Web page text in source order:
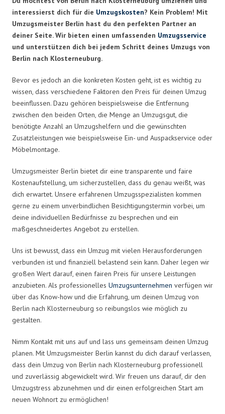
interessierst dich für die Umzugskosten? Kein Problem! Mit
Umzugsmeister Berlin hast du den perfekten Partner an
deiner Seite. Wir bieten einen umfassenden Umzugsservice
und unterstützen dich bei jedem Schritt deines Umzugs von
Berlin nach Klosterneuburg.
Bevor es jedoch an die konkreten Kosten geht, ist es wichtig zu
wissen, dass verschiedene Faktoren den Preis für deinen Umzug
beeinflussen. Dazu gehören beispielsweise die Entfernung
zwischen den beiden Orten, die Menge an Umzugsgut, die
benötigte Anzahl an Umzugshelfern und die gewünschten
Zusatzleistungen wie beispielsweise Ein- und Auspackservice oder
Möbelmontage.
Umzugsmeister Berlin bietet dir eine transparente und faire
Kostenaufstellung, um sicherzustellen, dass du genau weißt, was
dich erwartet. Unsere erfahrenen Umzugsspezialisten kommen
gerne zu einem unverbindlichen Besichtigungstermin vorbei, um
deine individuellen Bedürfnisse zu besprechen und ein
maßgeschneidertes Angebot zu erstellen.
Uns ist bewusst, dass ein Umzug mit vielen Herausforderungen
verbunden ist und finanziell belastend sein kann. Daher legen wir
großen Wert darauf, einen fairen Preis für unsere Leistungen
anzubieten. Als professionelles Umzugsunternehmen verfügen wir
über das Know-how und die Erfahrung, um deinen Umzug von
Berlin nach Klosterneuburg so reibungslos wie möglich zu
gestalten.
Nimm Kontakt mit uns auf und lass uns gemeinsam deinen Umzug
planen. Mit Umzugsmeister Berlin kannst du dich darauf verlassen,
dass dein Umzug von Berlin nach Klosterneuburg professionell
und zuverlässig abgewickelt wird. Wir freuen uns darauf, dir den
Umzugstress abzunehmen und dir einen erfolgreichen Start am
neuen Wohnort zu ermöglichen!